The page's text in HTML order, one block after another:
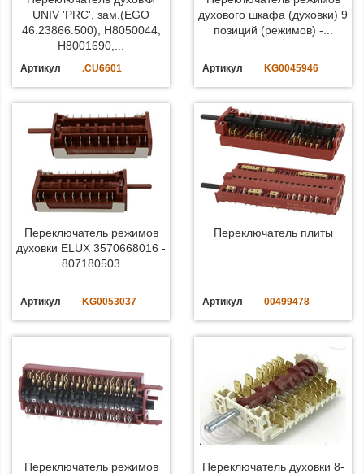
UNIV 'PRC', зам.(EGO
46.23866.500), H8050044,
H8001690,...
Артикул .CU6601
духового шкафа (духовки) 9
позиций (режимов) -...
Артикул KG0045946
Переключатель режимов
духовки ELUX 3570668016 -
807180503
Артикул KG0053037
Переключатель плиты
Артикул 00499478
Переключатель режимов
Переключатель духовки 8-